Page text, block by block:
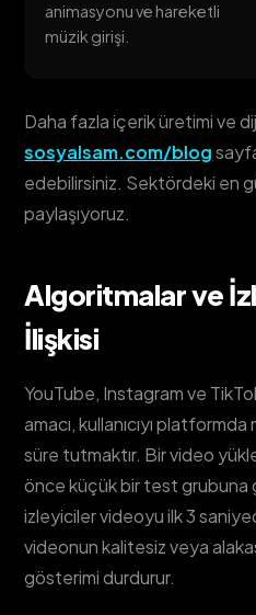
animasyonu ve hareketli
müzik girişi.
Daha fazla içerik üretimi ve
sosyalsam.com/blog
edebilirsiniz. Sektördeki en
paylaşıyoruz.
Algoritmalar ve
İlişkisi
YouTube, Instagram ve
amacı, kullanıcıyı
süre tutmaktır. Bir video
önce küçük bir test grubuna
izleyiciler videoyu ilk 3
videonun kalitesiz veya
gösterimi durdurur.